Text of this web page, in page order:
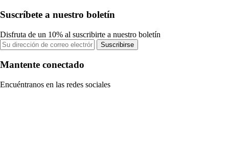
Suscríbete a nuestro boletín
Disfruta de un 10% al suscribirte a nuestro boletín
Suscribirse
Mantente conectado
Encuéntranos en las redes sociales